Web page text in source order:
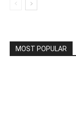
MOST POPULAR